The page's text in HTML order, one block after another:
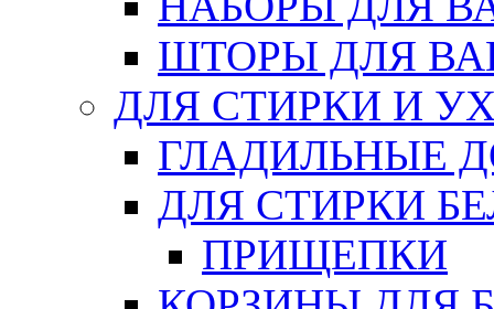
ШТОРЫ ДЛЯ
ДЛЯ СТИРКИ И
ГЛАДИЛЬНЫЕ
ДЛЯ СТИРКИ
ПРИЩЕПКИ